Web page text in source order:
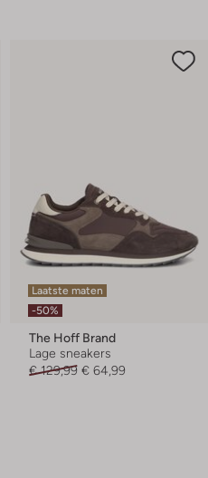
Laatste maten
-50%
The Hoff Brand
Lage sneakers
€ 129,99 € 64,99